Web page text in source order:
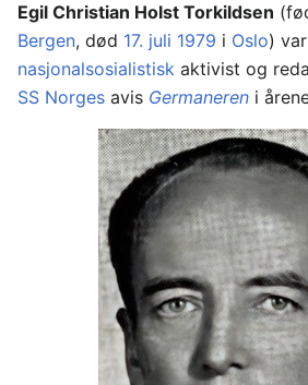
Egil Christian Holst Torkildsen
Bergen, død 17. juli 1979 i Oslo)
nasjonalsosialistisk aktivist og
SS Norges avis Germaneren i